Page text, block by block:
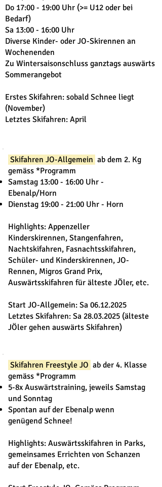
Do 17:00 - 19:00 Uhr (>= U12 oder bei
Bedarf)
Sa 13:00 - 16:00 Uhr
Diverse Kinder- oder JO-Skirennen an
Wochenenden
Zu Wintersaisonschluss ganztags auswärts
Sommerangebot
Erstes Skifahren: sobald Schnee liegt
(November)
Letztes Skifahren: April
Skifahren JO-Allgemein ab dem 2. Kg
gemäss *Programm
Samstag 13:00 - 16:00 Uhr -
Ebenalp/Horn
Dienstag 19:00 - 21:00 Uhr - Horn
Highlights: Appenzeller
Kinderskirennen, Stangenfahren,
Nachtskifahren, Fasnachtsskifahren,
Schüler- und Kinderskirennen, JO-
Rennen, Migros Grand Prix,
Auswärtsskifahren für älteste JÖler, etc.
Start JO-Allgemein: Sa 06.12.2025
Letztes Skifahren: Sa 28.03.2025 (älteste
JÖler gehen auswärts Skifahren)
Skifahren Freestyle JO ab der 4. Klasse
gemäss *Programm​
5-8x Auswärtstraining, jeweils Samstag
und Sonntag
Spontan auf der Ebenalp wenn
genügend Schnee!
Highlights: Auswärtsskifahren in Parks,
gemeinsames Errichten von Schanzen
auf der Ebenalp, etc.